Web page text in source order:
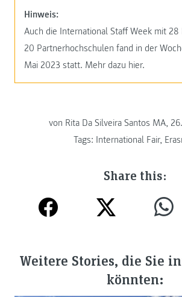
Hinweis:
Auch die International Staff Week mit
20 Partnerhochschulen fand in der
Mai 2023 statt. Mehr dazu hier.
von Rita Da Silveira Santos MA,
Tags: International Fair,
Share this:
Weitere Stories, die Sie
könnten: